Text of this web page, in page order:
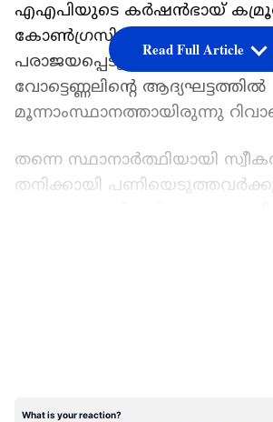
എഎപിയുടെ കർഷൻഭായ്
കോൺഗ്രസിന്റെ
പരാജയപ്പെടുത്തിയാണ് വിജയം.
വോട്ടെണ്ണലിന്‍റെ ആദ്യഘട്ടത്തില്‍
മൂന്നാംസ്ഥാനത്തായിരുന്നു
തന്നെ സ്ഥാനാര്‍ത്ഥിയായി
തനിക്കായി
വോട്ടുകൾ നേടിയപ്പോൾ
Read Full Article